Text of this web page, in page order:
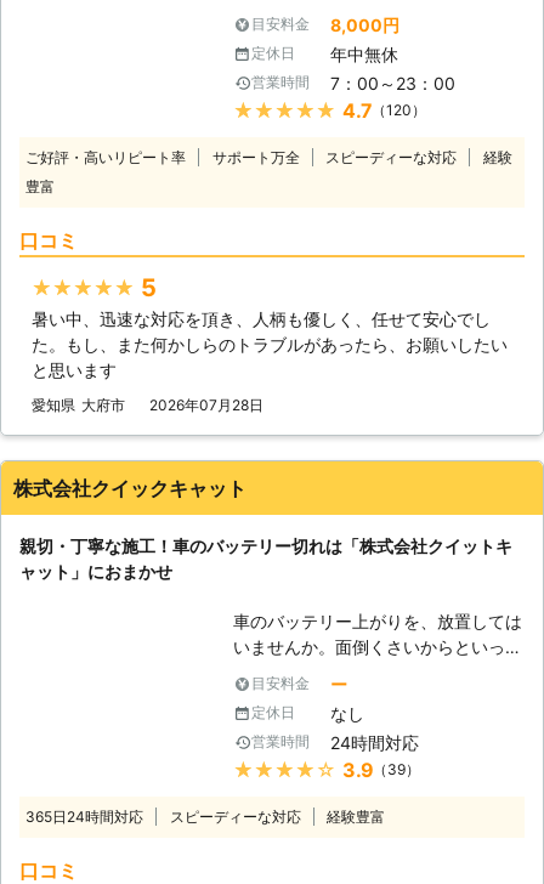
なバッテリー上がりにも最短5分でか
けつけ、迅速に解決できるので多くの
お客様から喜ばれています。 バッテ
リー上がりは不意におこるもの、突然
車が動かなくなったら困りますよね。
ださい。バッテリー上がりは、ご自
のため、お客様の所在地をご指定頂け
れば、最寄りのスタッフがすぐに駆け
す。 弊社では、作業前にお見積りを
納得いただいてから作業しますので、
上がりの修理ならお任せください。
目安料金 8,000円
定休日 年中無休
営業時間 7：00～23：00
★★★★★ 4.7 （120）
ご好評・高いリピート率 サポート万全 スピーディーな対応
経験
豊富
口コミ
★★★★★ 5
暑い中、迅速な対応を頂き、人柄も優しく、任せて安心でし
た。もし、また何かしらのトラブルがあったら、お願いしたい
と思います
愛知県 大府市 2026年07月28日
株式会社クイックキャット
親切・丁寧な施工！車のバッテリー切れは「株式会社クイットキ
ャット」におまかせ
車のバッテリー上がりを、放置しては
いませんか。面倒くさいからといって
バッテリー上がりを放置してしまう
と、タンク内のガソリンが固まって詰
まりを引き起こす恐れがあります。そ
のため、車のバッテリー上がりはすぐ
にでも解消する必要があるのです。
きは、「株式会社クイックキャット」
目安料金 ー
定休日 なし
営業時間 24時間対応
★★★★★ 3.9 （39）
365日24時間対応 スピーディーな対応 経験豊富
口コミ